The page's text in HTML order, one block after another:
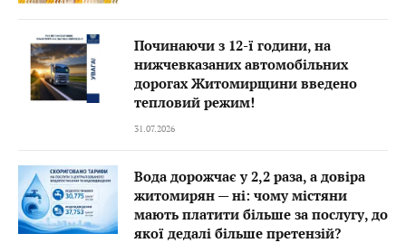
Починаючи з 12-ї години, на
нижчевказаних автомобільних
дорогах Житомирщини введено
тепловий режим!
31.07.2026
Вода дорожчає у 2,2 раза, а довіра
житомирян — ні: чому містяни
мають платити більше за послугу, до
якої дедалі більше претензій?